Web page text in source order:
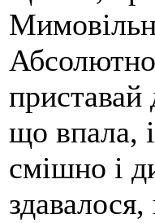
що впала,
смішно і